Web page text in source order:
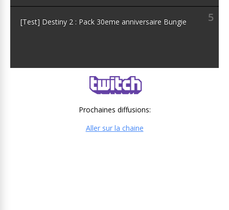
5
[Test] Destiny 2 : Pack 30eme anniversaire Bungie
Prochaines diffusions:
Aller sur la chaine